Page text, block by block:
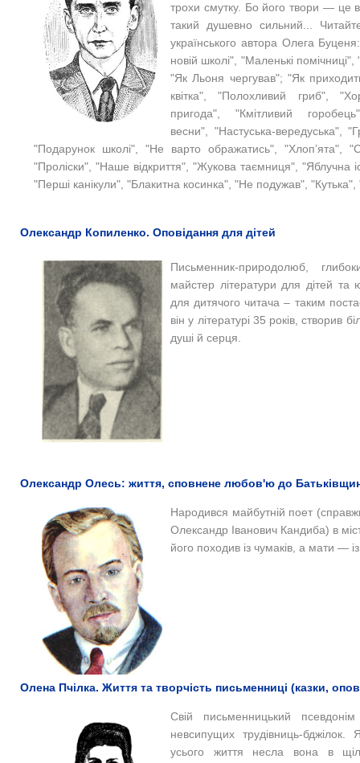
трохи смутку. Бо його твори — це
такий душевно сильний...
українського автора Олега
новій школі", "Маленькі
"Як Льоня чергував"; "Як
квітка", "Полохливий гриб",
пригода", "Кмітливий
весни", "Настуська-вередуська",
"Подарунок школі", "Не варто ображатись", "Хлоп’ята",
"Проліски", "Наше відкриття", "Жукова таємниця", "Яблучна
"Перші канікули", "Блакитна косинка", "Не подужав", "Кутька",
Олександр Копиленко. Оповідання для дітей
Письменник-природолюб,
майстер літератури для дітей
для дитячого читача – таким
він у літературі 35 років, створив
душі й серця.
Олександр Олесь: життя, сповнене любов'ю до
Народився майбутній поет
Олександр Іванович Кандиба) в
його походив із чумаків, а мати — із
Олена Пчілка. Життя та творчість письменниці (казки,
Свій письменницький
невсипущих трудівниць-
усього життя несла вона в